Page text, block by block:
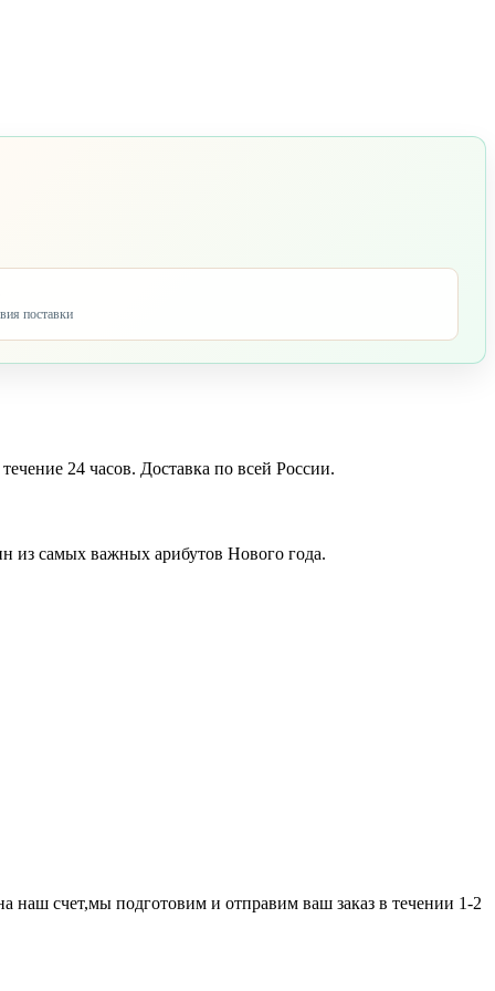
поставки
24 часов. Доставка по всей России.
из самых важных арибутов Нового года.
наш счет,мы подготовим и отправим ваш заказ в течении 1-2